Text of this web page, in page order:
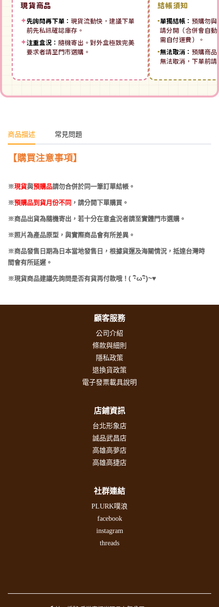
現貨商品
✦先詢問再下單： 現貨流動快，建議下單
前先私訊確認庫存。
✦注重盒況： 隨機寄出。對外盒極致完美
要求者請至門市選購。
結帳須知
▪單獨結帳： 預購勿與
請分開（合併會自
需自付運費）。
▪無法取消： 預購商品
無法取消，下單前
商品描述 常見問題
【購買注意事項】
※現貨與預購品請勿合併於同一筆訂單結帳。
※預購品到貨月份不同 ，請分開下單購買。
※商品出貨為隨機寄出，若十分在意盒況者請至實體門市選購。
※照片為產品原型，與實際商品會有所差異。
※商品發售日期為日本當地發售日，根據貨運及海關情況，抵達台灣時
間會有所延遲。
※現貨商品建議先詢問是否有貨再付款哦！ (･ω･)~♥
顧客服務
公司介紹
條款與細則
隱私政策
退換貨政策
電子發票載具說明
店鋪資訊
台北形象店
誠品武昌店
高雄高夢店
高雄高捷店
社群連結
PLURK噗浪
facebook
instagram
threads